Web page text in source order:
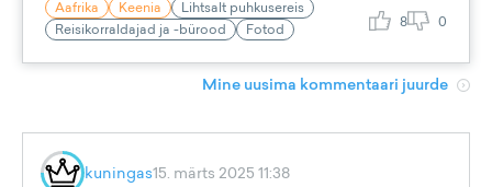
Aafrika Keenia
Lihtsalt puhkusereis
Reisikorraldajad ja -bürood
Fotod 8 0
Mine uusima kommentaari juurde
kuningas15. märts 2025 11:38